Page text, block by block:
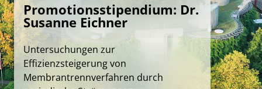
Promotionsstipendium: Dr.
Susanne Eichner
Untersuchungen zur
Effizienzsteigerung von
Membrantrennverfahren durch